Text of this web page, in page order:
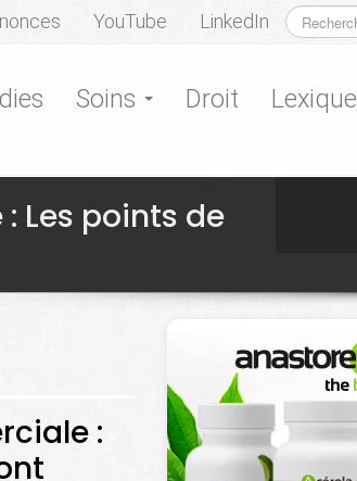
YouTube LinkedIn
Soins Droit Lexique
Les points de
: